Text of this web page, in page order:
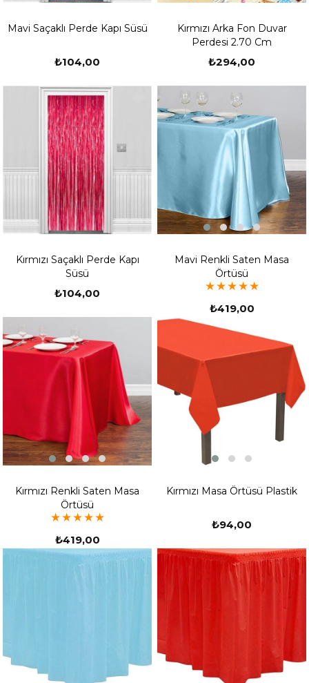
Mavi Saçaklı Perde Kapı Süsü
₺104,00
Kırmızı Arka Fon Duvar
Perdesi 2.70 Cm
₺294,00
Kırmızı Saçaklı Perde Kapı
Süsü
₺104,00
Mavi Renkli Saten Masa
Örtüsü
★★★★★
₺419,00
Kırmızı Renkli Saten Masa
Örtüsü
★★★★★
₺419,00
Kırmızı Masa Örtüsü Plastik
₺94,00